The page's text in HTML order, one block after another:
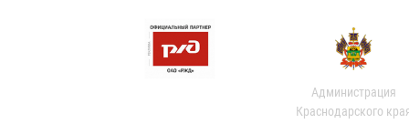
Администрация
Краснодарского